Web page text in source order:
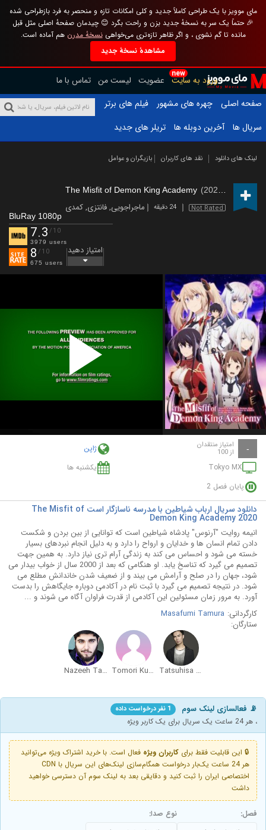
مای موویز با یک طراحی کاملاً جدید و کلی امکانات تازه و منحصر به فرد بازطراحی شده
🎉 حتماً یک سر به نسخهٔ جدید بزن و راحت بگرد 😊 چیدمان صفحهٔ اصلی مثل قبل
مانده تا گم نشوی ، و اگر ظاهر تازه‌تری می‌خواهینسخهٔ مدرن هم آماده است.
مشاهدهٔ نسخهٔ جدید
new
ورود به سایت عضویت لیست من تماس با ما
صفحه اصلی
چهره های مشهور
فیلم های برتر
سریال ها
آخرین دوبله ها تریلر های جدید
لینک های دانلود نقد های کاربران بازیگران و عوامل
The Misfit of Demon King Academy (2020 – )
Not Rated 24 دقیقه ماجراجویی,فانتزی,کمدی
BluRay 1080p
7.3 /10
3979 users
8 /10
675 users
امتیاز دهید
Play
Video
- امتیاز منتقدان
از 100
ژاپن
Tokyo MX
یکشنبه ها
پایان فصل 2
دانلود سریال ارباب شیاطین با مدرسه ناسازگار است The Misfit of
Demon King Academy 2020
انیمه روایت "آرنوس" پادشاه شیاطین است که توانایی از بین بردن و شکست
دادن تمام انسان ها و خدایان و ارواح را دارد و به دلیل انجام نبردهای بسیار
خسته می شود و احساس می کند به زندگی آرام تری نیاز دارد. به همین جهت
تصمیم می گیرد که تناسخ یابد. او هنگامی که بعد از 2000 سال از خواب بیدار می
شود، جهان را در صلح و آرامش می بیند و از ضعیف شدن خاندانش مطلع می
شود. در نتیجه تصمیم می گیرد با ثبت نام در آکادمی دوباره جایگاهش را بدست
آورد. به مرور زمان مسئولین این آکادمی از قدرت فراوان آگاه می شوند و ...
کارگردانی: Masafumi Tamura
ستارگان:
Tatsuhisa Suzuki
Tomori Kusunoki
Nazeeh Tarsha
📡 فعالسازی لینک سوم 1 نفر درخواست داده
، هر 24 ساعت یک سریال برای یک کاربر ویژه
🔒 این قابلیت فقط برای کاربران ویژه فعال است. با خرید اشتراک ویژه می‌توانید
هر 24 ساعت یک‌بار درخواست همگام‌سازی لینک‌های این سریال با CDN
اختصاصی ایران را ثبت کنید و دقایقی بعد به لینک سوم آن دسترسی خواهید
داشت
فصل: نوع صدا: